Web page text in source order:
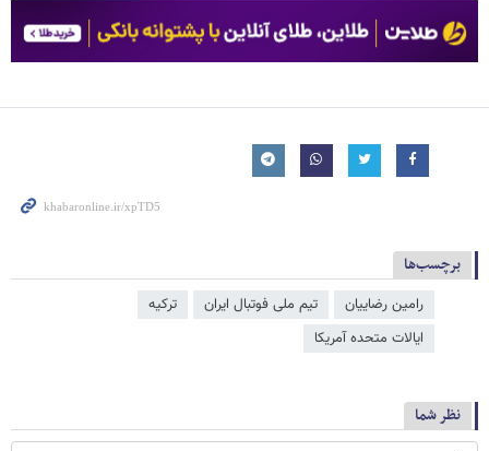
برچسب‌ها
رامین رضاییان تیم ملی فوتبال ایران
ترکیه
ایالات متحده آمریکا
نظر شما